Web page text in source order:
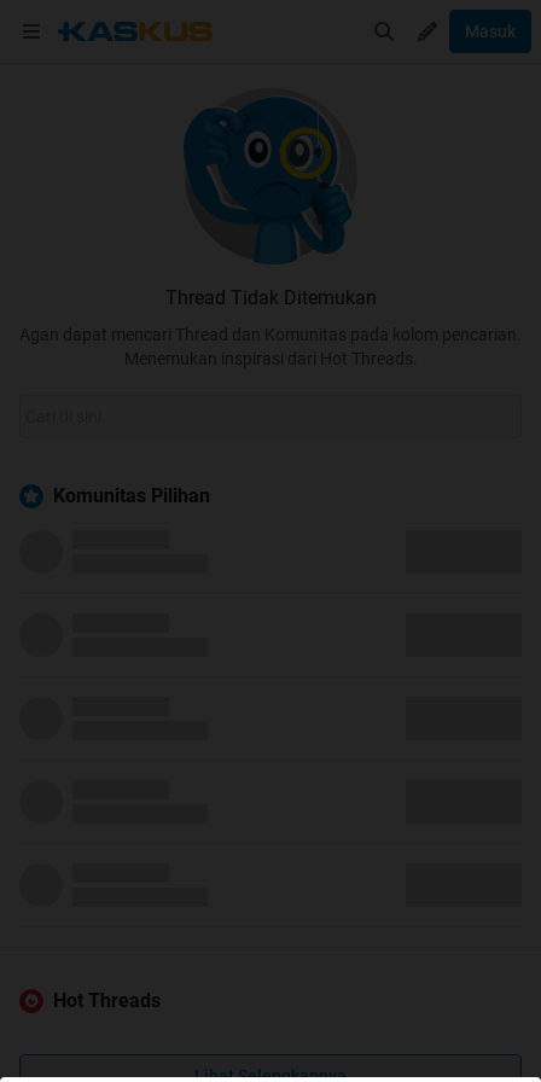
Masuk
Thread Tidak Ditemukan
Agan dapat mencari Thread dan Komunitas pada kolom pencarian.
Menemukan inspirasi dari Hot Threads.
Komunitas Pilihan
Hot Threads
Lihat Selengkapnya